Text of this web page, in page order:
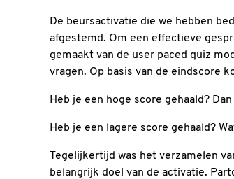
De beursactivatie die we hebben
afgestemd. Om een effectieve
gemaakt van de user paced quiz
vragen. Op basis van de eindscore
Heb je een hoge score gehaald?
Heb je een lagere score gehaald?
Tegelijkertijd was het verzamelen
belangrijk doel van de activatie.